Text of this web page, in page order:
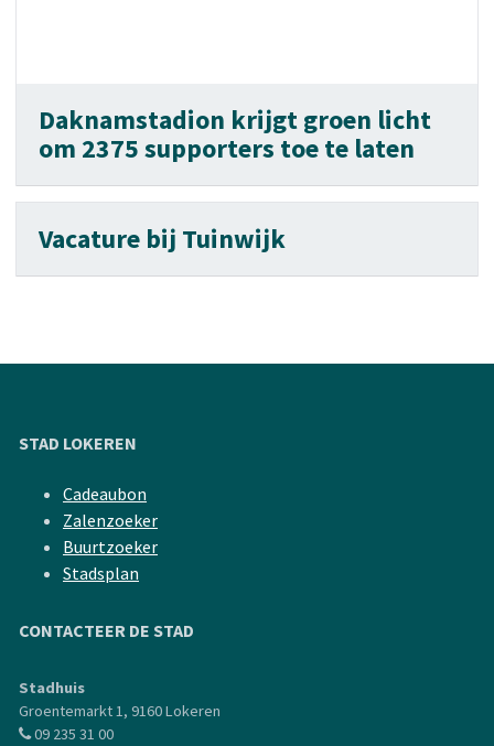
Daknamstadion krijgt groen licht
om 2375 supporters toe te laten
Vacature bij Tuinwijk
STAD LOKEREN
Cadeaubon
Zalenzoeker
Buurtzoeker
Stadsplan
CONTACTEER DE STAD
Stadhuis
Groentemarkt 1, 9160 Lokeren
09 235 31 00